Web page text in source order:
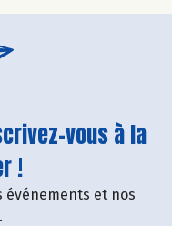
vous à la
!
événements et nos